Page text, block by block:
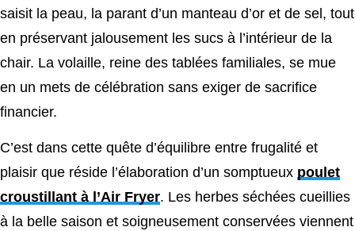
saisit la peau, la parant d’un manteau d’or et de sel, tout
en préservant jalousement les sucs à l’intérieur de la
chair. La volaille, reine des tablées familiales, se mue
en un mets de célébration sans exiger de sacrifice
financier.
C’est dans cette quête d’équilibre entre frugalité et
plaisir que réside l’élaboration d’un somptueux poulet
croustillant à l’Air Fryer. Les herbes séchées cueillies
à la belle saison et soigneusement conservées viennent